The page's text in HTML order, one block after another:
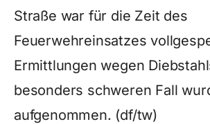
Straße war für die Zeit des
Feuerwehreinsatzes
Ermittlungen wegen
besonders schweren Fall
aufgenommen. (df/tw)